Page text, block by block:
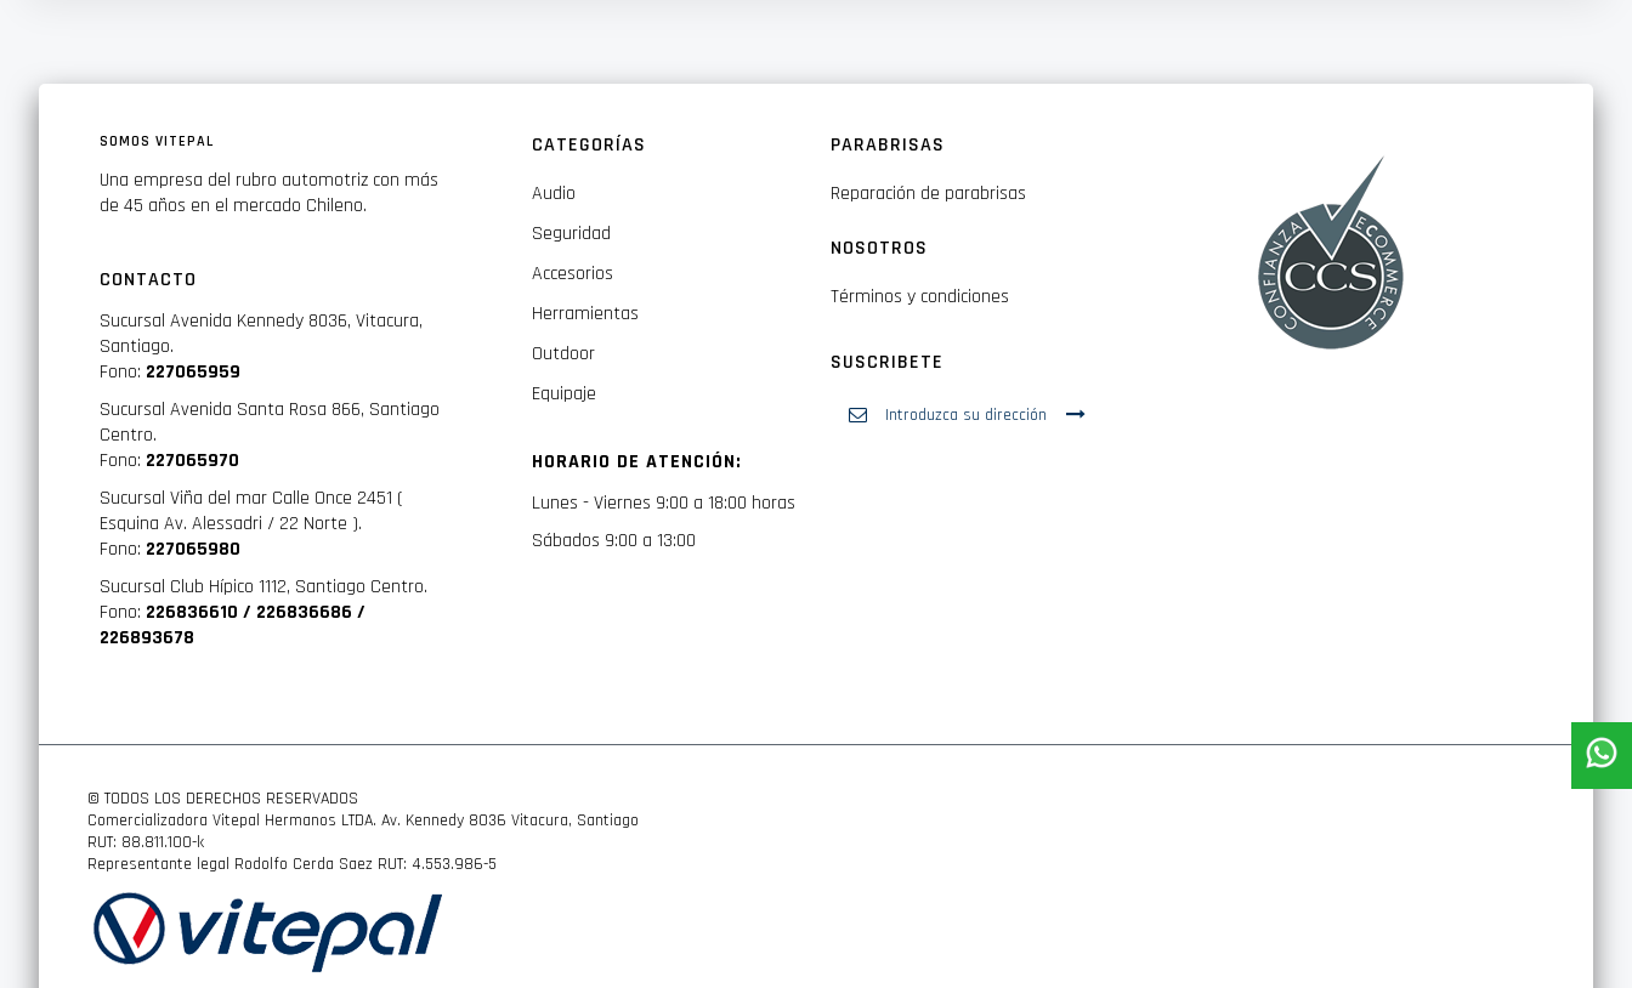
SOMOS VITEPAL
Una empresa del rubro automotriz con más
de 45 años en el mercado Chileno.
CONTACTO
Sucursal Avenida Kennedy 8036, Vitacura,
Santiago.
Fono: 227065959
Sucursal Avenida Santa Rosa 866, Santiago
Centro.
Fono: 227065970
Sucursal Viña del mar Calle Once 2451 (
Esquina Av. Alessadri / 22 Norte ).
Fono: 227065980
Sucursal Club Hípico 1112, Santiago Centro.
Fono: 226836610 / 226836686 /
226893678
CATEGORÍAS
Audio
Seguridad
Accesorios
Herramientas
Outdoor
Equipaje
HORARIO DE ATENCIÓN:
Lunes - Viernes 9:00 a 18:00 horas
Sábados 9:00 a 13:00
PARABRISAS
Reparación de parabrisas
NOSOTROS
Términos y condiciones
SUSCRIBETE
© TODOS LOS DERECHOS RESERVADOS
Comercializadora Vitepal Hermanos LTDA. Av. Kennedy 8036 Vitacura, Santiago
RUT: 88.811.100-k
Representante legal Rodolfo Cerda Saez RUT: 4.553.986-5